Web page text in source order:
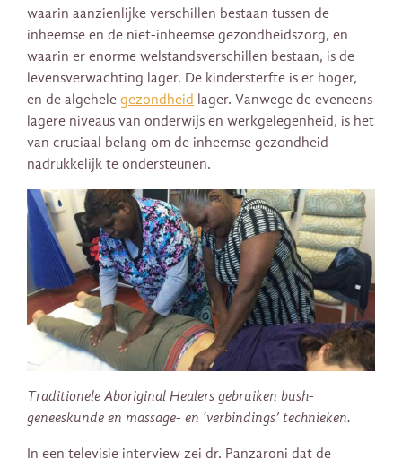
waarin aanzienlijke verschillen bestaan tussen de
inheemse en de niet-inheemse gezondheidszorg, en
waarin er enorme welstandsverschillen bestaan, is de
levensverwachting lager. De kindersterfte is er hoger,
en de algehele gezondheid lager. Vanwege de eveneens
lagere niveaus van onderwijs en werkgelegenheid, is het
van cruciaal belang om de inheemse gezondheid
nadrukkelijk te ondersteunen.
Traditionele Aboriginal Healers gebruiken bush-
geneeskunde en massage- en ‘verbindings’ technieken.
In een televisie interview zei dr. Panzaroni dat de